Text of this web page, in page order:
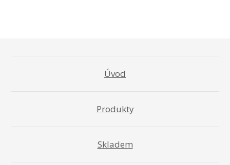
Úvod
Produkty
Skladem